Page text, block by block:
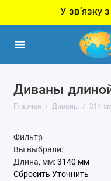
У звʼязку з
Диваны
Главная Диваны 314 см
Фильтр
Вы выбрали:
Длина, мм: 3140 мм
Сбросить Уточнить